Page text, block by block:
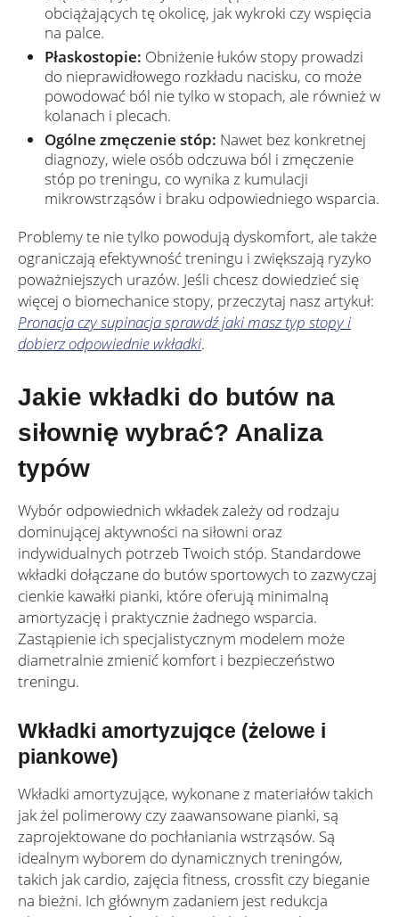
obciążających tę okolicę, jak wykroki czy wspięcia
na palce.
Płaskostopie: Obniżenie łuków stopy prowadzi
do nieprawidłowego rozkładu nacisku, co może
powodować ból nie tylko w stopach, ale również w
kolanach i plecach.
Ogólne zmęczenie stóp: Nawet bez konkretnej
diagnozy, wiele osób odczuwa ból i zmęczenie
stóp po treningu, co wynika z kumulacji
mikrowstrząsów i braku odpowiedniego wsparcia.
Problemy te nie tylko powodują dyskomfort, ale także
ograniczają efektywność treningu i zwiększają ryzyko
poważniejszych urazów. Jeśli chcesz dowiedzieć się
więcej o biomechanice stopy, przeczytaj nasz artykuł:
Pronacja czy supinacja sprawdź jaki masz typ stopy i
dobierz odpowiednie wkładki.
Jakie wkładki do butów na
siłownię wybrać? Analiza
typów
Wybór odpowiednich wkładek zależy od rodzaju
dominującej aktywności na siłowni oraz
indywidualnych potrzeb Twoich stóp. Standardowe
wkładki dołączane do butów sportowych to zazwyczaj
cienkie kawałki pianki, które oferują minimalną
amortyzację i praktycznie żadnego wsparcia.
Zastąpienie ich specjalistycznym modelem może
diametralnie zmienić komfort i bezpieczeństwo
treningu.
Wkładki amortyzujące (żelowe i
piankowe)
Wkładki amortyzujące, wykonane z materiałów takich
jak żel polimerowy czy zaawansowane pianki, są
zaprojektowane do pochłaniania wstrząsów. Są
idealnym wyborem do dynamicznych treningów,
takich jak cardio, zajęcia fitness, crossfit czy bieganie
na bieżni. Ich głównym zadaniem jest redukcja